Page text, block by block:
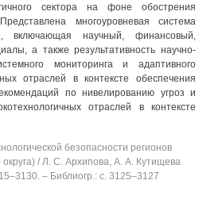
сектора на фоне обострения
многоуровневая система
включающая научный, финансовый,
а также результативность научно-
мониторинга и адаптивного
отраслей в контексте обеспечения
по нивелированию угроз и
отраслей в контексте
безопасности регионов
/ Л. С. Архипова, А. А. Кутищева
‒ Библиогр.: с. 3125‒3127